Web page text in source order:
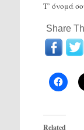
Τ’ όνομά
Share
Related